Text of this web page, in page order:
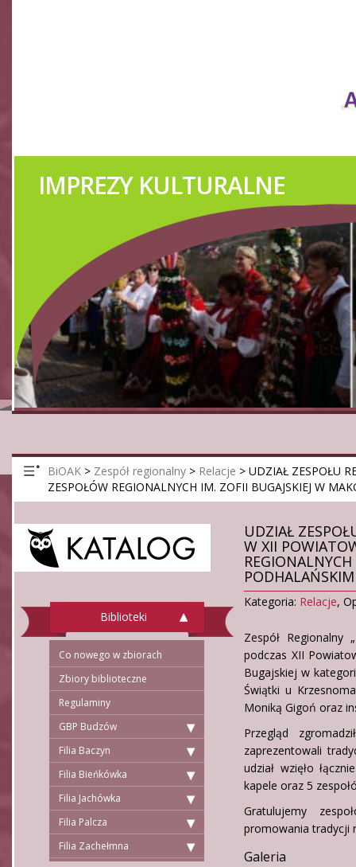
IMPREZY KULTURALNE
BiOAK > Zespół regionalny > Relacje > UDZIAŁ ZESPOŁU
ZESPOŁÓW REGIONALNYCH IM. ZOFII BUGAJSKIEJ W
Biblioteki
Co nowego w zbiorach
Zbiory biblioteczne
Regulaminy
GBP Budzów
Filia Baczyn
Filia Bieńkówka
Filia Jachówka
Filia Palcza
Filia Zachełmna
UDZIAŁ
W XII
Kategoria: Relacje,
Zespół Regionalny
podczas XII
Bugajskiej w
Świątki u
Moniką Gigoń oraz
Przegląd
zaprezentowali
udział wzięło
kapele oraz 5
Gratulujemy
promowania tradycji
Galeria